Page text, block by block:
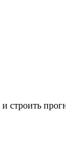
строить